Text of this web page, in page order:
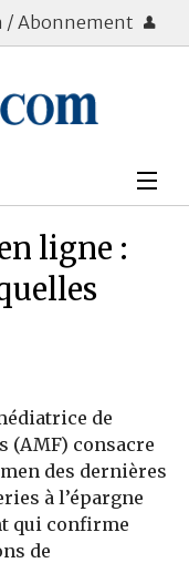
/ Abonnement
ligne :
de
(AMF) consacre
des dernières
à l’épargne
qui confirme
de